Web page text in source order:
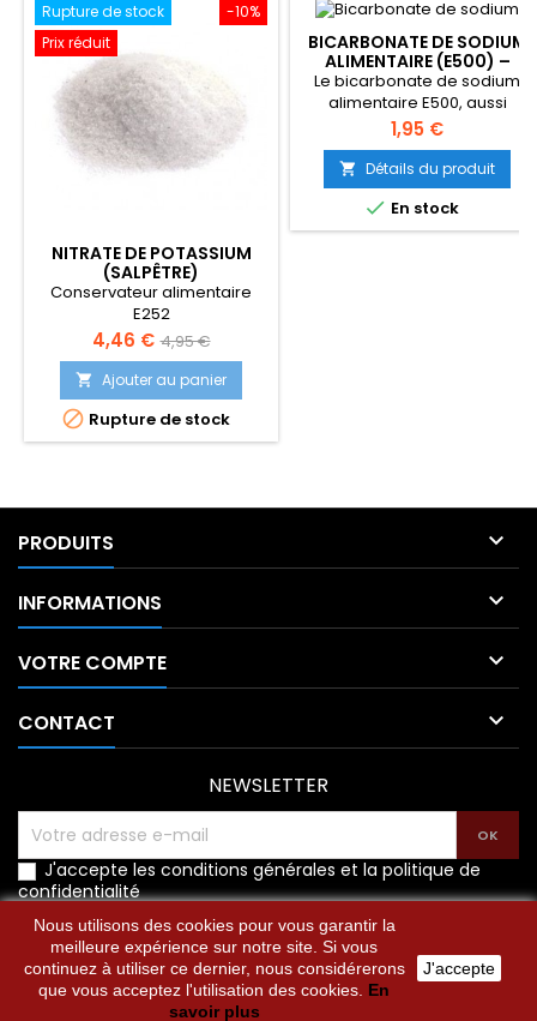
-10%
Rupture de stock
Prix réduit
NITRATE DE POTASSIUM
(SALPÊTRE)
Conservateur alimentaire
E252
Prix
4,46 € Prix
base
4,95 €
 Ajouter au panier
 Rupture de stock
BICARBONATE DE SODIUM
ALIMENTAIRE (E500) –
BICARBONATE DE SOUDE
Le bicarbonate de sodium
alimentaire E500, aussi
appelé bicarbonate de
soude, est un ingrédient
polyvalent utilisé en cuisine,
en pâtisserie et pour de
nombreux usages ménagers
du quotidien.
Prix
1,95 €
 Détails du produit
 En stock
PRODUITS 
INFORMATIONS 
VOTRE COMPTE 
CONTACT 
Nous utilisons des cookies pour vous garantir la
meilleure expérience sur notre site. Si vous
continuez à utiliser ce dernier, nous considérerons
que vous acceptez l'utilisation des cookies. En
savoir plus
J'accepte
NEWSLETTER
J'accepte les conditions générales et la politique de
confidentialité
© Copyright 2026 L'Univers des Chefs. All Rights Reserved.